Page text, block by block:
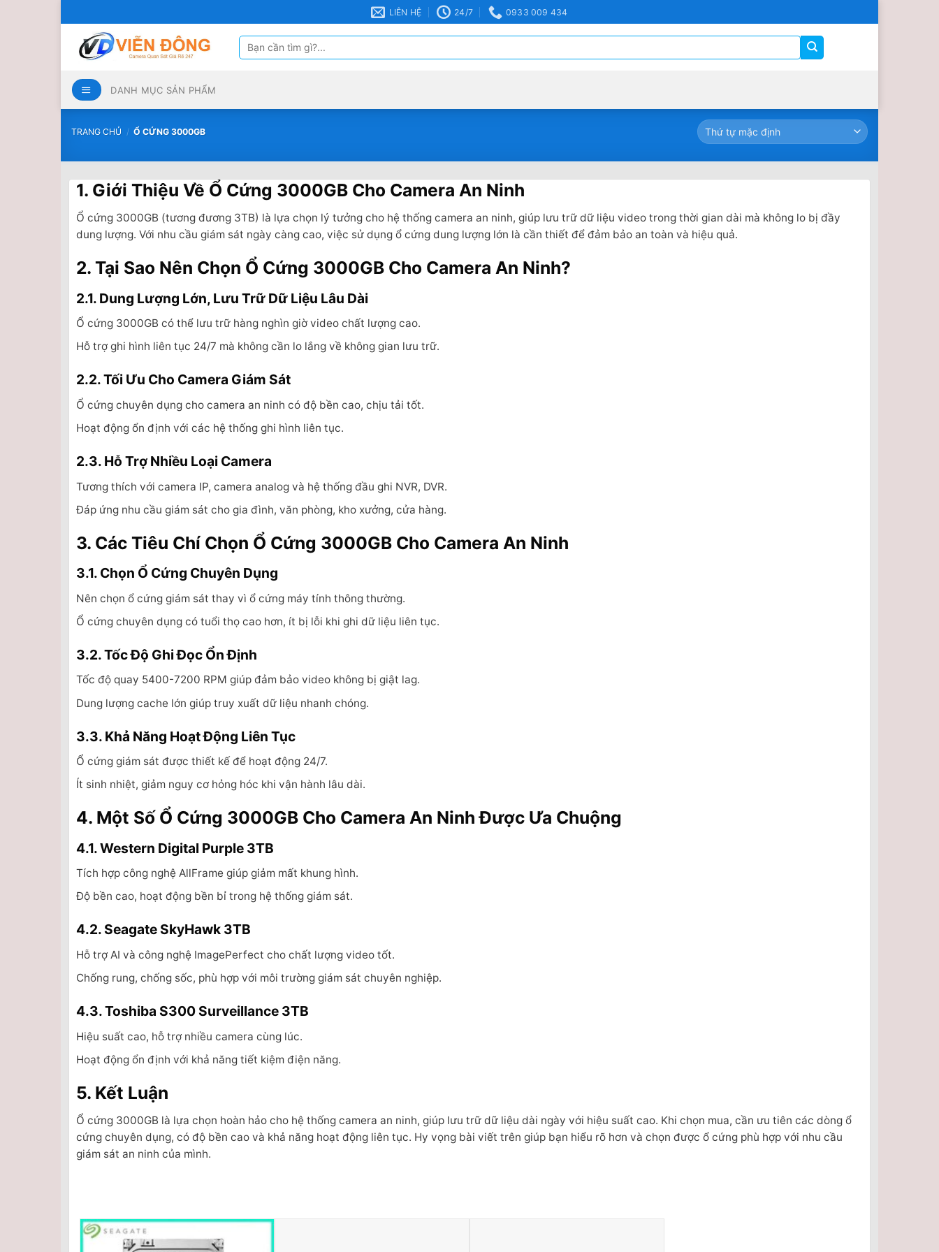
qua
dung
LIÊN HỆ 24/7 0933 009 434
Tìm
kiếm:
DANH MỤC SẢN PHẨM
TRANG CHỦ / Ổ CỨNG 3000GB
1. Giới Thiệu Về Ổ Cứng 3000GB Cho Camera An Ninh
Ổ cứng 3000GB (tương đương 3TB) là lựa chọn lý tưởng cho hệ thống camera an ninh, giúp lưu trữ dữ liệu video trong thời gian dài mà không lo bị đầy
dung lượng. Với nhu cầu giám sát ngày càng cao, việc sử dụng ổ cứng dung lượng lớn là cần thiết để đảm bảo an toàn và hiệu quả.
2. Tại Sao Nên Chọn Ổ Cứng 3000GB Cho Camera An Ninh?
2.1. Dung Lượng Lớn, Lưu Trữ Dữ Liệu Lâu Dài
Ổ cứng 3000GB có thể lưu trữ hàng nghìn giờ video chất lượng cao.
Hỗ trợ ghi hình liên tục 24/7 mà không cần lo lắng về không gian lưu trữ.
2.2. Tối Ưu Cho Camera Giám Sát
Ổ cứng chuyên dụng cho camera an ninh có độ bền cao, chịu tải tốt.
Hoạt động ổn định với các hệ thống ghi hình liên tục.
2.3. Hỗ Trợ Nhiều Loại Camera
Tương thích với camera IP, camera analog và hệ thống đầu ghi NVR, DVR.
Đáp ứng nhu cầu giám sát cho gia đình, văn phòng, kho xưởng, cửa hàng.
3. Các Tiêu Chí Chọn Ổ Cứng 3000GB Cho Camera An Ninh
3.1. Chọn Ổ Cứng Chuyên Dụng
Nên chọn ổ cứng giám sát thay vì ổ cứng máy tính thông thường.
Ổ cứng chuyên dụng có tuổi thọ cao hơn, ít bị lỗi khi ghi dữ liệu liên tục.
3.2. Tốc Độ Ghi Đọc Ổn Định
Tốc độ quay 5400-7200 RPM giúp đảm bảo video không bị giật lag.
Dung lượng cache lớn giúp truy xuất dữ liệu nhanh chóng.
3.3. Khả Năng Hoạt Động Liên Tục
Ổ cứng giám sát được thiết kế để hoạt động 24/7.
Ít sinh nhiệt, giảm nguy cơ hỏng hóc khi vận hành lâu dài.
4. Một Số Ổ Cứng 3000GB Cho Camera An Ninh Được Ưa Chuộng
4.1. Western Digital Purple 3TB
Tích hợp công nghệ AllFrame giúp giảm mất khung hình.
Độ bền cao, hoạt động bền bỉ trong hệ thống giám sát.
4.2. Seagate SkyHawk 3TB
Hỗ trợ AI và công nghệ ImagePerfect cho chất lượng video tốt.
Chống rung, chống sốc, phù hợp với môi trường giám sát chuyên nghiệp.
4.3. Toshiba S300 Surveillance 3TB
Hiệu suất cao, hỗ trợ nhiều camera cùng lúc.
Hoạt động ổn định với khả năng tiết kiệm điện năng.
5. Kết Luận
Ổ cứng 3000GB là lựa chọn hoàn hảo cho hệ thống camera an ninh, giúp lưu trữ dữ liệu dài ngày với hiệu suất cao. Khi chọn mua, cần ưu tiên các dòng ổ
cứng chuyên dụng, có độ bền cao và khả năng hoạt động liên tục. Hy vọng bài viết trên giúp bạn hiểu rõ hơn và chọn được ổ cứng phù hợp với nhu cầu
giám sát an ninh của mình.